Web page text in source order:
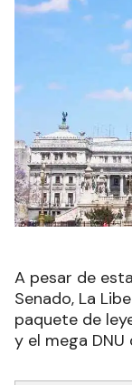
A pesar de
Senado, La
paquete de
y el mega